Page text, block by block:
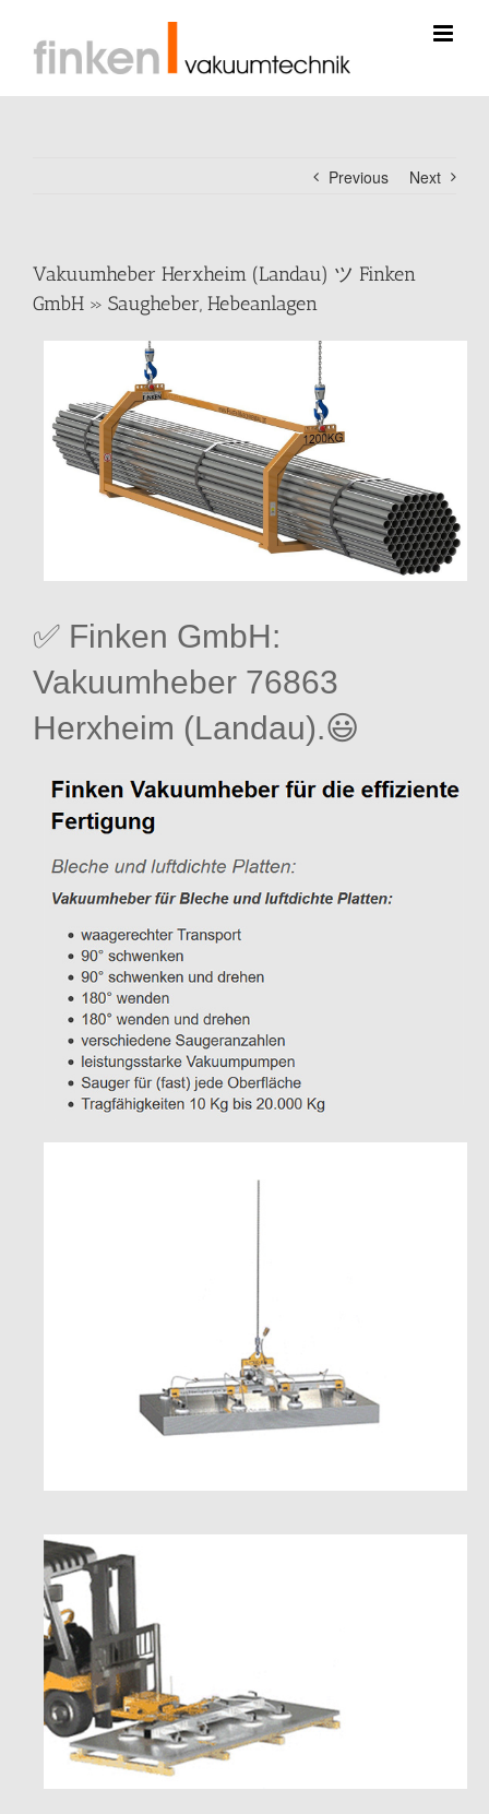
content
Previous Next
Vakuumheber Herxheim (Landau) ツ Finken
GmbH » Saugheber, Hebeanlagen
✅ Finken GmbH:
Vakuumheber 76863
Herxheim (Landau).😃